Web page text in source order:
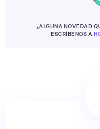
¿ALGUNA NOVEDAD
ESCRÍBENOS A